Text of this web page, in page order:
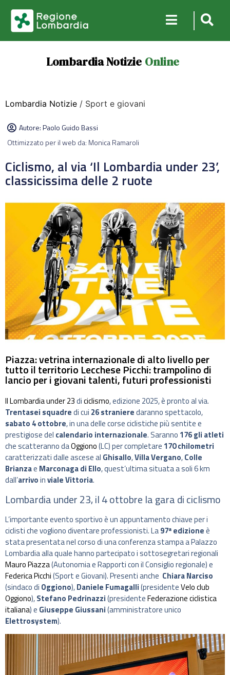
Lombardia Notizie Online
Lombardia Notizie / Sport e giovani
Autore:Paolo Guido Bassi
Ottimizzato per il web da: Monica Ramaroli
Ciclismo, al via ‘Il Lombardia under 23’,
classicissima delle 2 ruote
Piazza: vetrina internazionale di alto livello per
tutto il territorio Lecchese Picchi: trampolino di
lancio per i giovani talenti, futuri professionisti
Il Lombardia under 23diciclismo, edizione 2025, è pronto al via.
Trentasei squadredi cui 26 stranieredaranno spettacolo,
sabato 4 ottobre, in una delle corse ciclistiche più sentite e
prestigiose del calendario internazionale. Saranno 176 gli atleti
che scatteranno daOggiono(LC) per completare 170 chilometri
caratterizzati dalle ascese al Ghisallo,Villa Vergano,Colle
Brianzae Marconaga di Ello, quest’ultima situata a soli 6 km
dall’arrivoinviale Vittoria.
Lombardia under 23, il 4 ottobre la gara di ciclismo
L’importante evento sportivo è un appuntamento chiave per i
ciclisti che vogliono diventare professionisti. La97ª edizioneè
stata presentata nel corso di una conferenza stampa a Palazzo
Lombardia alla quale hanno partecipato i sottosegretari regionali
Mauro Piazza(Autonomia e Rapporti con il Consiglio regionale) e
Federica Picchi(Sport e Giovani). Presenti anche Chiara Narciso
(sindaco di Oggiono),Daniele Fumagalli(presidenteVelo club
Oggiono),Stefano Pedrinazzi(presidenteFederazione ciclistica
italiana) e Giuseppe Giussani(amministratore unico
Elettrosystem).